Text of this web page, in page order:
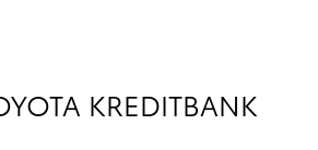
KREDITBANK